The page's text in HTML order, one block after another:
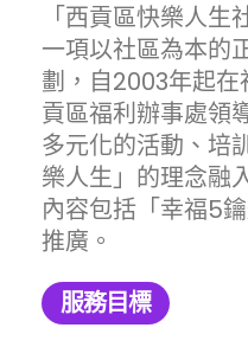
「西貢區快樂人
一項以社區為本的
劃，自2003年起
貢區福利辦事處領
多元化的活動、培
樂人生」的理念融
內容包括「幸福5
推廣。
服務目標